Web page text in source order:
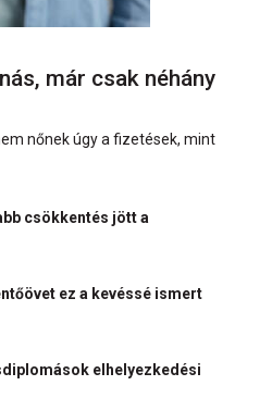
már csak néhány
nőnek úgy a fizetések, mint
csökkentés jött a
ez a kevéssé ismert
elhelyezkedési